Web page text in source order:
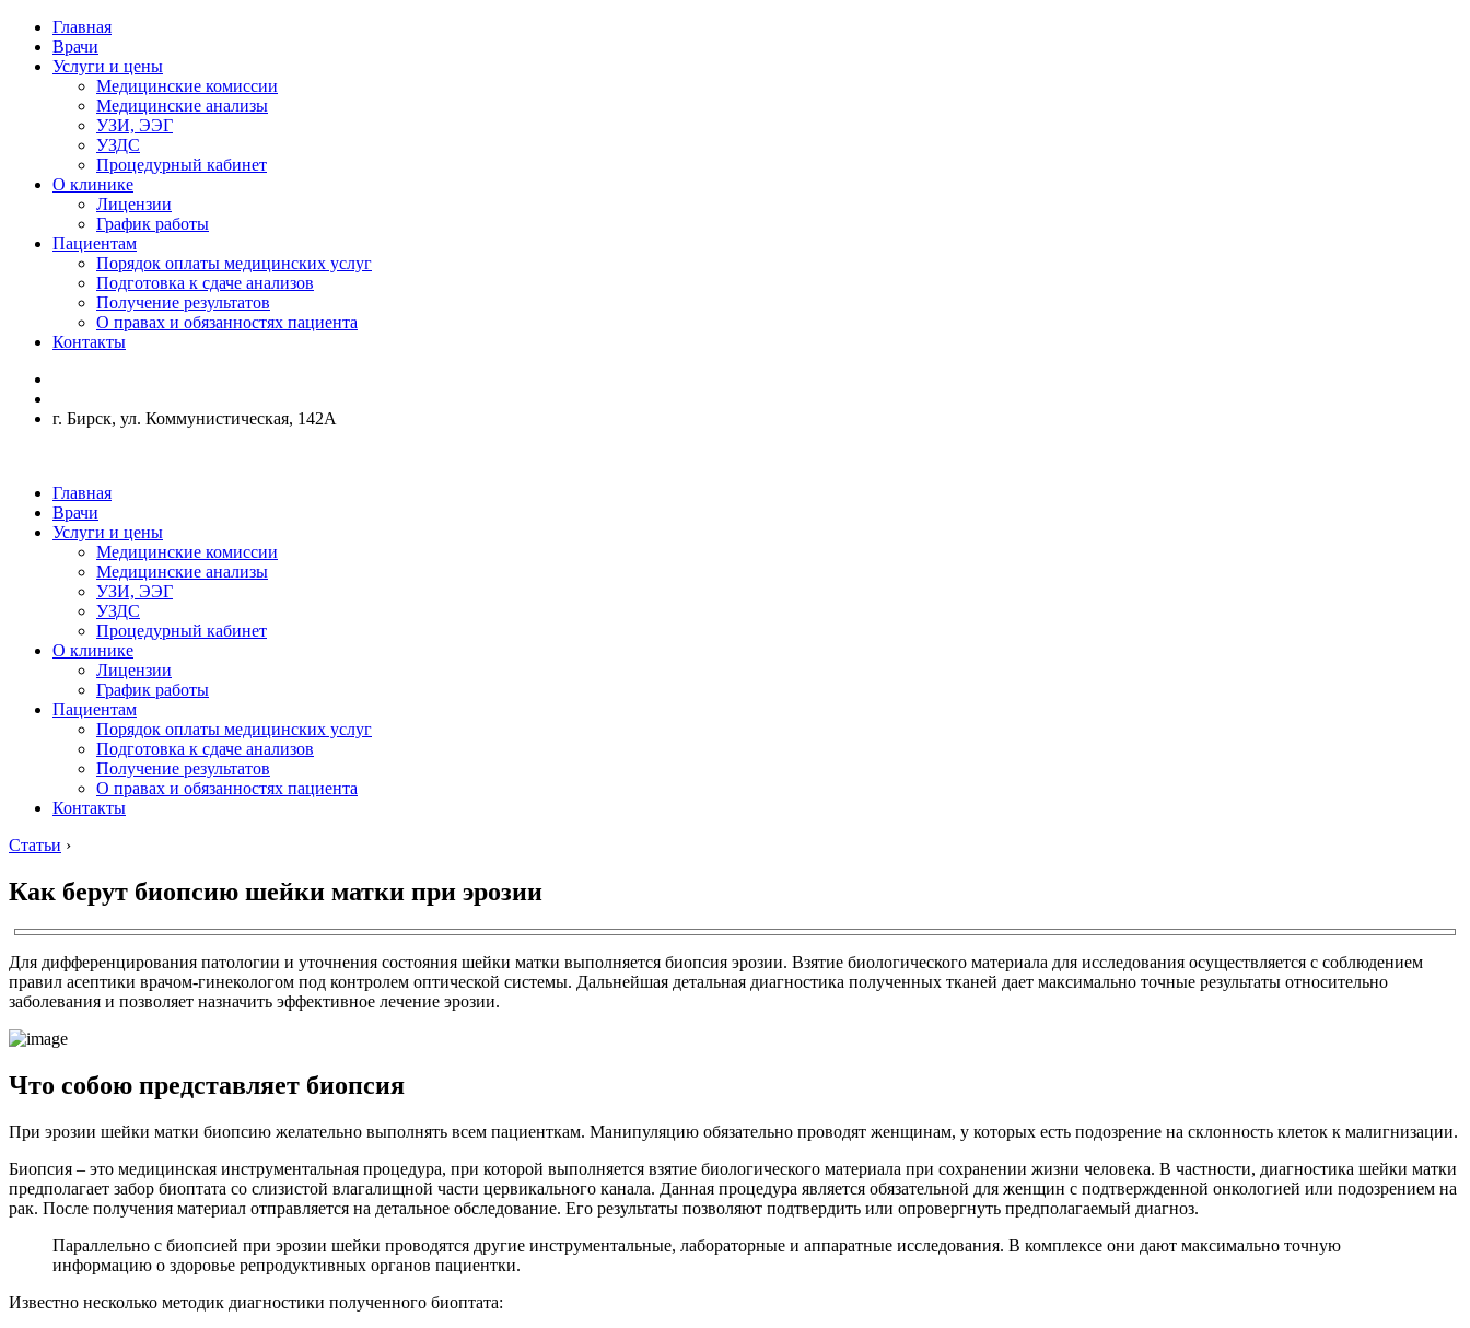
Главная
Врачи
Услуги и цены
Медицинские комиссии
Медицинские анализы
УЗИ, ЭЭГ
УЗДС
Процедурный кабинет
О клинике
Лицензии
График работы
Пациентам
Порядок оплаты медицинских услуг
Подготовка к сдаче анализов
Получение результатов
О правах и обязанностях пациента
Контакты
г. Бирск, ул. Коммунистическая, 142А
Главная
Врачи
Услуги и цены
Медицинские комиссии
Медицинские анализы
УЗИ, ЭЭГ
УЗДС
Процедурный кабинет
О клинике
Лицензии
График работы
Пациентам
Порядок оплаты медицинских услуг
Подготовка к сдаче анализов
Получение результатов
О правах и обязанностях пациента
Контакты
Статьи ›
Как берут биопсию шейки матки при эрозии
Для дифференцирования патологии и уточнения состояния шейки матки выполняется биопсия эрозии. Взятие биологического материала для исследования осуществляется с соблюдением
правил асептики врачом-гинекологом под контролем оптической системы. Дальнейшая детальная диагностика полученных тканей дает максимально точные результаты относительно
заболевания и позволяет назначить эффективное лечение эрозии.
Что собою представляет биопсия
При эрозии шейки матки биопсию желательно выполнять всем пациенткам. Манипуляцию обязательно проводят женщинам, у которых есть подозрение на склонность клеток к малигнизации.
Биопсия – это медицинская инструментальная процедура, при которой выполняется взятие биологического материала при сохранении жизни человека. В частности, диагностика шейки матки
предполагает забор биоптата со слизистой влагалищной части цервикального канала. Данная процедура является обязательной для женщин с подтвержденной онкологией или подозрением на
рак. После получения материал отправляется на детальное обследование. Его результаты позволяют подтвердить или опровергнуть предполагаемый диагноз.
Параллельно с биопсией при эрозии шейки проводятся другие инструментальные, лабораторные и аппаратные исследования. В комплексе они дают максимально точную
информацию о здоровье репродуктивных органов пациентки.
Известно несколько методик диагностики полученного биоптата: